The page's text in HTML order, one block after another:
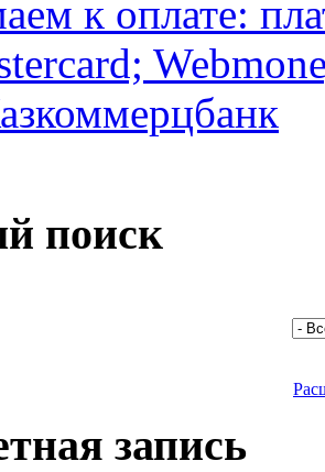
поиск
запись